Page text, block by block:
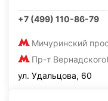
+7 (499) 110-86-79
Мичуринский
Пр-т Вернадского
ул. Удальцова, 60